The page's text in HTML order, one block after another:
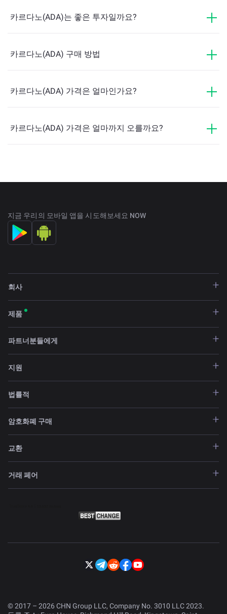
카르다노(ADA)는 좋은 투자일까요?
카르다노(ADA) 구매 방법
카르다노(ADA) 가격은 얼마인가요?
카르다노(ADA) 가격은 얼마까지 오를까요?
계의 급속한 성장
기관 투자자 및 정부/기업과의 파트너십 확대
지금 우리의 모바일 앱을 시도해보세요 NOW
회사
제품
파트너분들에게
지원
법률적
암호화폐 구매
교환
거래 페어
© 2017 – 2026 CHN Group LLC, Company No. 3010 LLC 2023.